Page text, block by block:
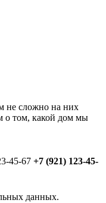
не сложно на них
о том, какой дом мы
45-67 +7 (921) 123-45-
данных.